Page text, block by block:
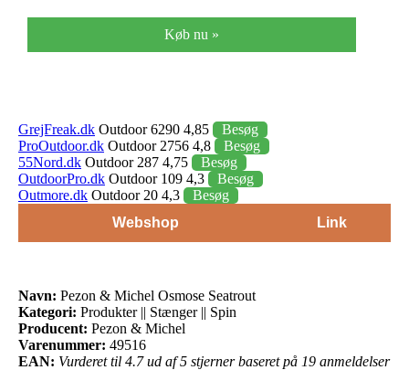
Køb nu »
GrejFreak.dk Outdoor 6290 4,85
Besøg
ProOutdoor.dk Outdoor 2756 4,8
Besøg
55Nord.dk Outdoor 287 4,75
Besøg
OutdoorPro.dk Outdoor 109 4,3
Besøg
Outmore.dk Outdoor 20 4,3
Besøg
Webshop
Link
Navn: Pezon & Michel Osmose Seatrout
Kategori: Produkter || Stænger || Spin
Producent: Pezon & Michel
Varenummer: 49516
EAN: Vurderet til 4.7 ud af 5 stjerner baseret på 19 anmeldelser